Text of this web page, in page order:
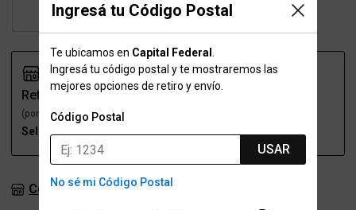
Ingresá tu Código Postal
Te ubicamos en Capital Federal
Ingresá tu código postal y te mostraremos las
mejores opciones de retiro y envío.
Código Postal
USAR
No sé mi Código Postal
9 10
Retiro
(por una sucursal)
Seleccioná talle
Envío
Seleccioná talle
Consultar stock en sucursales